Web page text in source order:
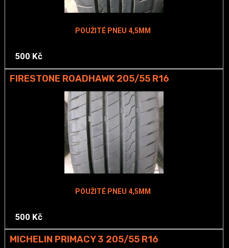
POUŽITÉ PNEU 4,5MM
500 Kč
FIRESTONE ROADHAWK 205/55 R16
POUŽITÉ PNEU 4,5MM
500 Kč
MICHELIN PRIMACY 3 205/55 R16